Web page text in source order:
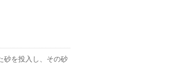
砂を投入し、その砂